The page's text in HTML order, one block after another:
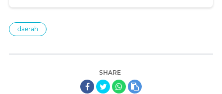
daerah
SHARE